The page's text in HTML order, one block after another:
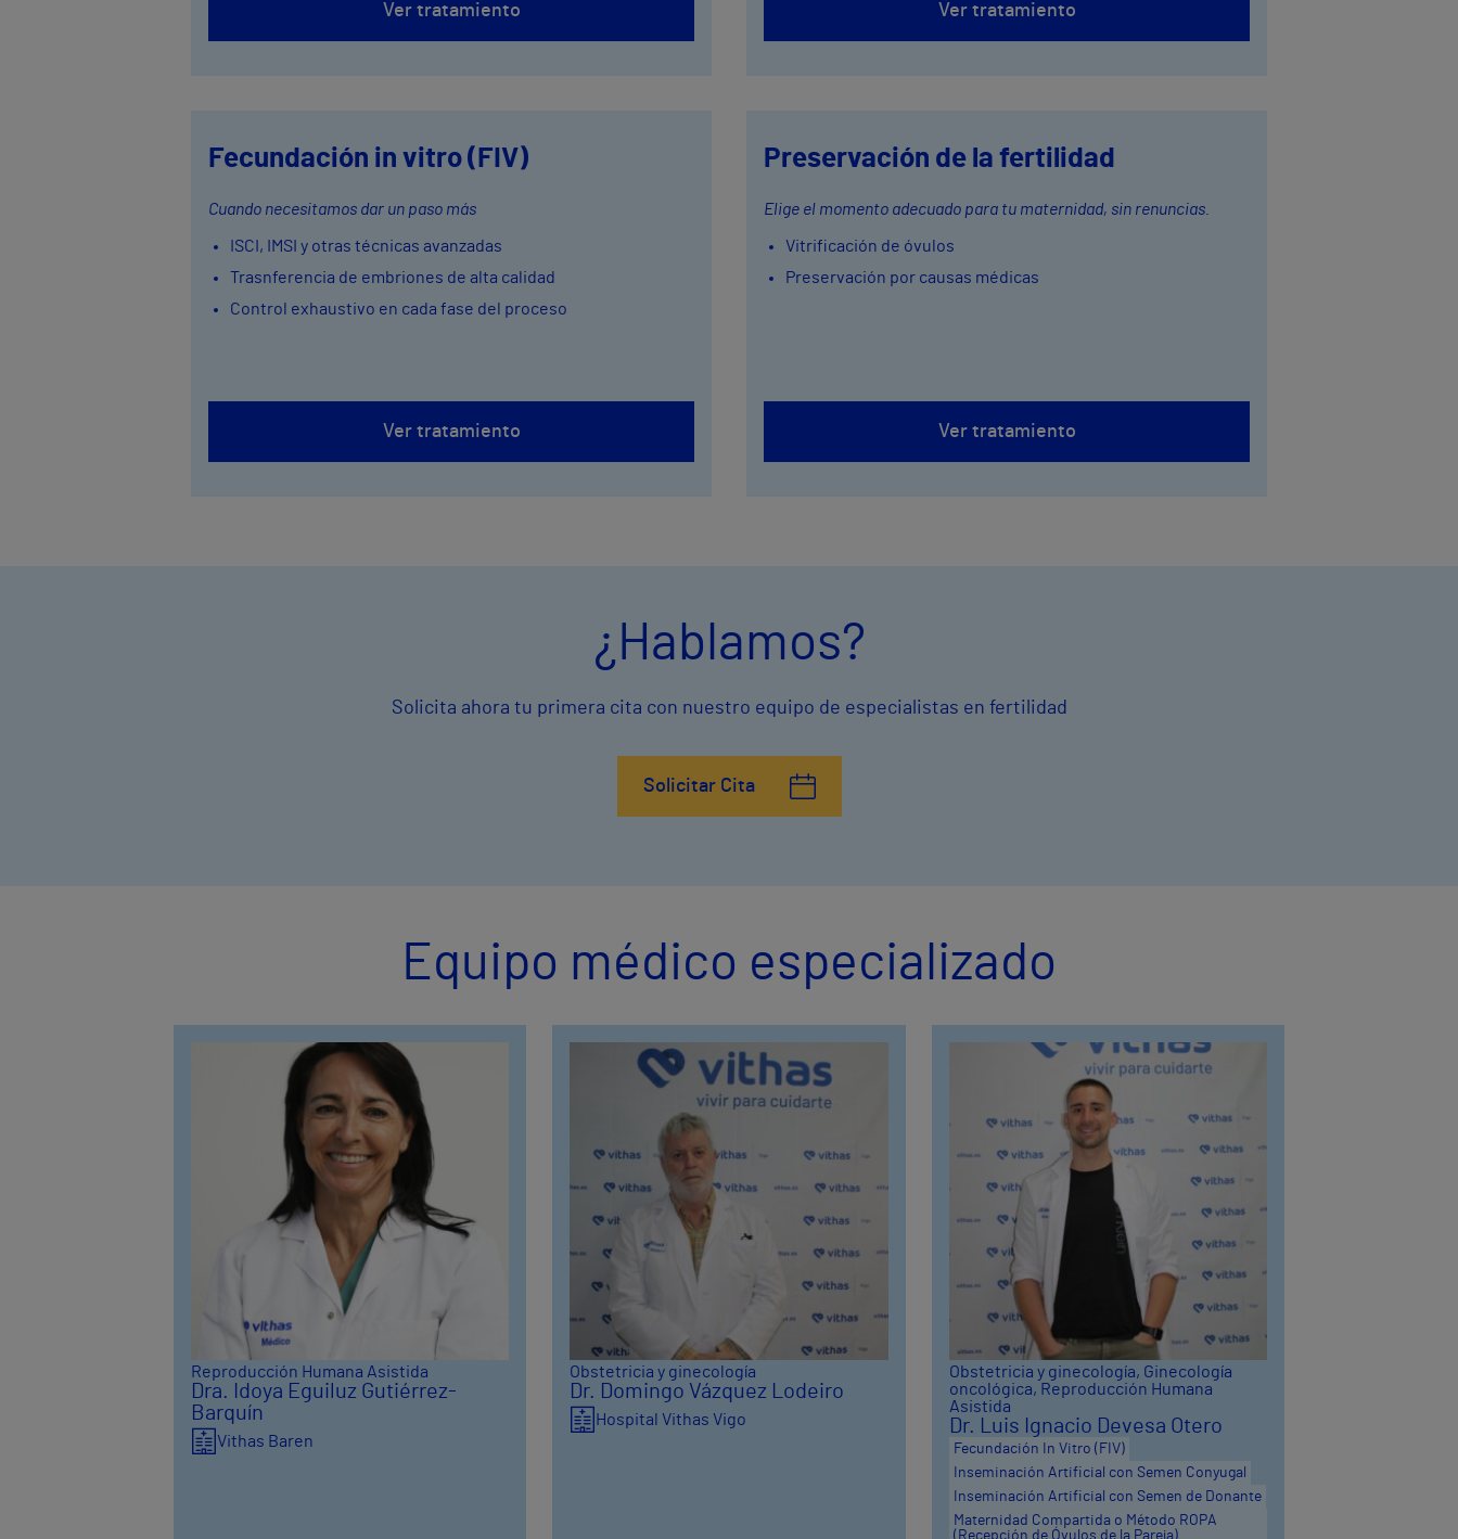
Ver tratamiento Ver tratamiento
Fecundación in vitro (FIV)
Cuando necesitamos dar un paso más
ISCI, IMSI y otras técnicas avanzadas
Trasnferencia de embriones de alta calidad
Control exhaustivo en cada fase del proceso
Ver tratamiento
Preservación de la fertilidad
Elige el momento adecuado para tu maternidad, sin renuncias.
Vitrificación de óvulos
Preservación por causas médicas
Ver tratamiento
¿Hablamos?
Solicita ahora tu primera cita con nuestro equipo de especialistas en fertilidad
Solicitar Cita
Equipo médico especializado
Reproducción Humana Asistida
Dra. Idoya Eguiluz Gutiérrez-
Barquín
Vithas Baren
Obstetricia y ginecología
Dr. Domingo Vázquez Lodeiro
Hospital Vithas Vigo
Obstetricia y ginecología, Ginecología
oncológica, Reproducción Humana
Asistida
Dr. Luis Ignacio Devesa Otero
Fecundación In Vitro (FIV)
Inseminación Artificial con Semen Conyugal
Inseminación Artificial con Semen de Donante
Maternidad Compartida o Método ROPA
(Recepción de Óvulos de la Pareja)